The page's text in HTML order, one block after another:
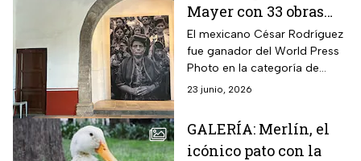
Mayer con 33 obras
históricas originales
El mexicano César Rodríguez
fue ganador del World Press
Photo en la categoría de
proyectos a largo plazo en la
con “México, un clima
cambiante” para abordar la
crisis ambiental del país.
23 junio, 2026
GALERÍA: Merlín, el
icónico pato con la